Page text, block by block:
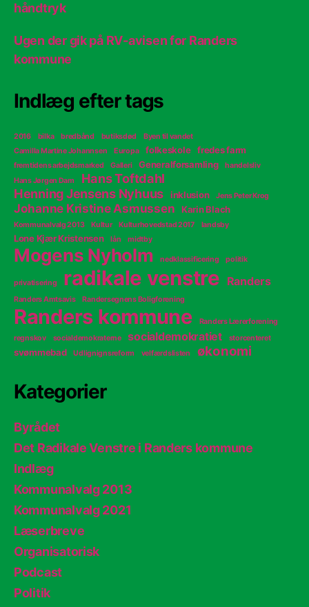
håndtryk
Ugen der gik på RV-avisen for Randers
kommune
Indlæg efter tags
2016 bilka bredbånd butiksdød
Byen til vandet
Camilla Martine Johannsen
Europa folkeskole fredes farm
fremtidens arbejdsmarked Galleri Generalforsamling
handelsliv
Hans Jørgen Dam
Hans Toftdahl
Henning Jensens Nyhuus
inklusion Jens Peter Krog
Johanne Kristine Asmussen Karin Blach
Kommunalvalg 2013 Kultur Kulturhovedstad 2017 landsby
Lone Kjær Kristensen lån midtby
Mogens Nyholm nedklassificering politik
privatisering radikale venstre Randers
Randers Amtsavis Randersegnens Boligforening
Randers kommune
Randers Lærerforening
regnskov
socialdemokraterne socialdemokratiet storcenteret
svømmebad Udlignignsreform velfærdslisten økonomi
Kategorier
Byrådet
Det Radikale Venstre i Randers kommune
Indlæg
Kommunalvalg 2013
Kommunalvalg 2021
Læserbreve
Organisatorisk
Podcast
Politik